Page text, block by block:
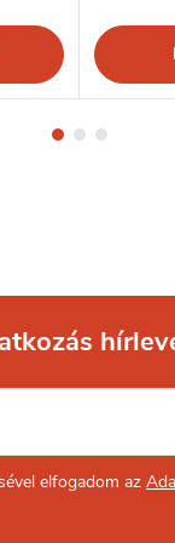
elfogadom az